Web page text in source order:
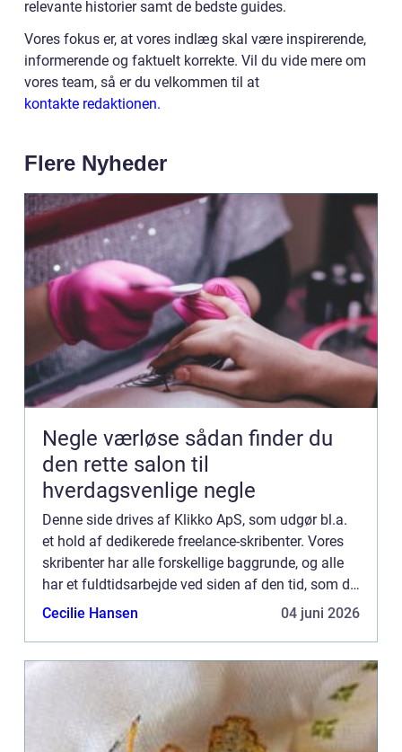
relevante historier samt de bedste guides.
Vores fokus er, at vores indlæg skal være inspirerende,
informerende og faktuelt korrekte. Vil du vide mere om
vores team, så er du velkommen til at
kontakte redaktionen.
Flere Nyheder
Negle værløse sådan finder du
den rette salon til
hverdagsvenlige negle
Denne side drives af Klikko ApS, som udgør bl.a.
et hold af dedikerede freelance-skribenter. Vores
skribenter har alle forskellige baggrunde, og alle
har et fuldtidsarbejde ved siden af den tid, som de
bruger på at skrive aktuelle indlæg til denne bl...
Cecilie Hansen 04 juni 2026